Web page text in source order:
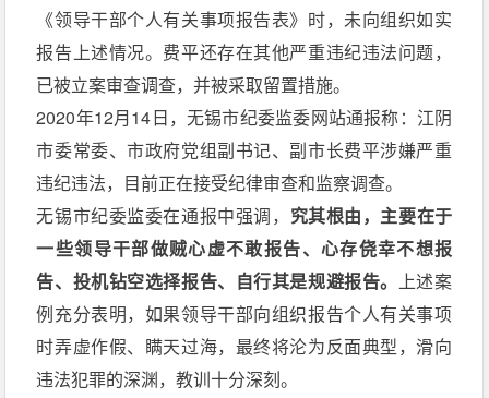
《领导干部个人有关事项报告表》时，未向组织如实
报告上述情况。费平还存在其他严重违纪违法问题，
已被立案审查调查，并被采取留置措施。
2020年12月14日，无锡市纪委监委网站通报称：江阴
市委常委、市政府党组副书记、副市长费平涉嫌严重
违纪违法，目前正在接受纪律审查和监察调查。
无锡市纪委监委在通报中强调， 究其根由，主要在于
一些领导干部做贼心虚不敢报告、心存侥幸不想报
告、投机钻空选择报告、自行其是规避报告。 上述案
例充分表明，如果领导干部向组织报告个人有关事项
时弄虚作假、瞒天过海，最终将沦为反面典型，滑向
违法犯罪的深渊，教训十分深刻。